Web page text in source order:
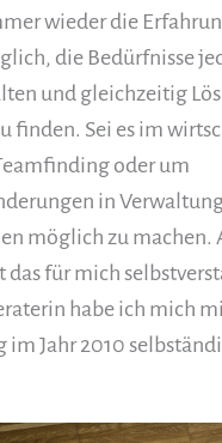
wieder die
die Bedürfnisse
und gleichzeitig
finden. Sei es im
oder um
in
möglich zu machen.
das für mich
habe ich mich
im Jahr 2010